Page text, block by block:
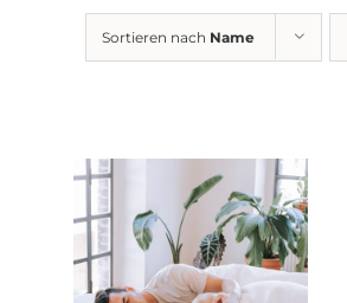
Sortieren nach Name